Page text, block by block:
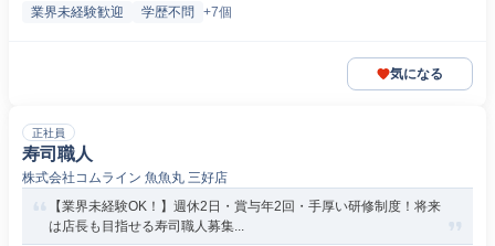
業界未経験歓迎 学歴不問 +7個
気になる
正社員
寿司職人
株式会社コムライン 魚魚丸 三好店
【業界未経験OK！】週休2日・賞与年2回・手厚い研修制度！将来
は店長も目指せる寿司職人募集...